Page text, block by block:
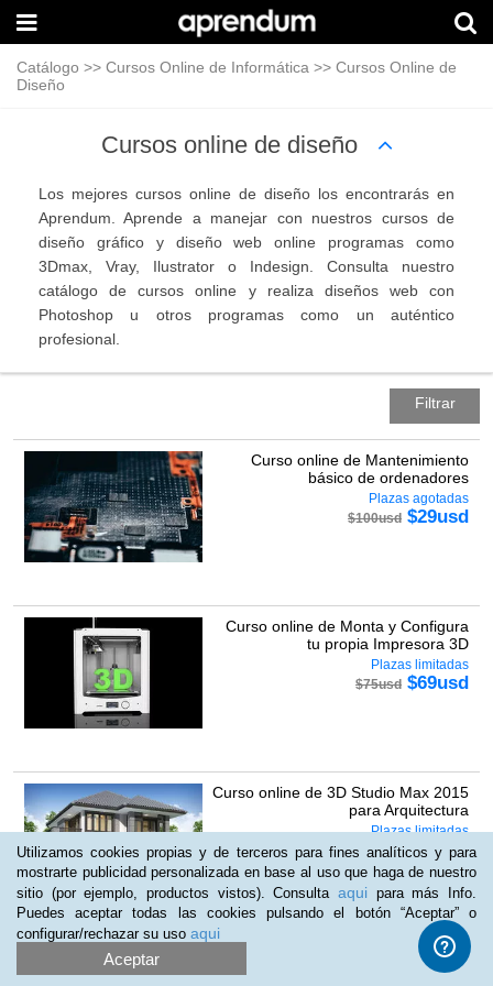
Catálogo >> Cursos Online de Informática >> Cursos Online de
Diseño
Cursos online de diseño
Los mejores cursos online de diseño los encontrarás en
Aprendum. Aprende a manejar con nuestros cursos de
diseño gráfico y diseño web online programas como
3Dmax, Vray, Ilustrator o Indesign. Consulta nuestro
catálogo de cursos online y realiza diseños web con
Photoshop u otros programas como un auténtico
profesional.
Filtrar
Curso online de Mantenimiento
básico de ordenadores
Plazas agotadas
$100usd $29usd
Curso online de Monta y Configura
tu propia Impresora 3D
Plazas limitadas
$75usd $69usd
Curso online de 3D Studio Max 2015
para Arquitectura
Plazas limitadas
$100usd $39usd
Curso online de Responsive
Utilizamos cookies propias y de terceros para fines analíticos y para
mostrarte publicidad personalizada en base al uso que haga de nuestro
sitio (por ejemplo, productos vistos). Consulta aqui para más Info.
Puedes aceptar todas las cookies pulsando el botón “Aceptar” o
configurar/rechazar su uso aqui
Aceptar